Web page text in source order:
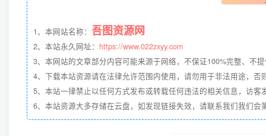
1、本网站名称： 吾图资源网
2、本站永久网址： https://www.022zxyy.com
3、本网站的文章部分内容可能来源于网络，不保证100%完整、不
4、下载本站资源请在法律允许范围内使用，请勿用于非法用途，否
5、本站一律禁止以任何方式发布或转载任何违法的相关信息，访客
6、本站资源大多存储在云盘，如发现链接失效，请联系我们我们